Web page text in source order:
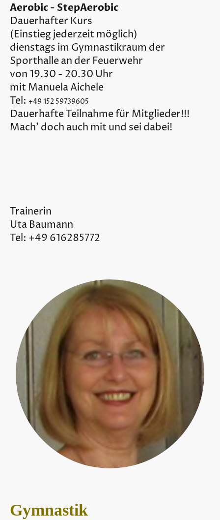
Aerobic - StepAerobic
Dauerhafter Kurs
(Einstieg jederzeit möglich)
dienstags im Gymnastikraum der
Sporthalle an der Feuerwehr
von 19.30 - 20.30 Uhr
mit Manuela Aichele
Tel: +49 152 59739605
Dauerhafte Teilnahme für Mitglieder!!!
Mach' doch auch mit und sei dabei!
Trainerin
Uta Baumann
Tel: +49 616285772
Gymnastik